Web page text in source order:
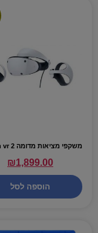
₪1,899.00
הוספה לסל